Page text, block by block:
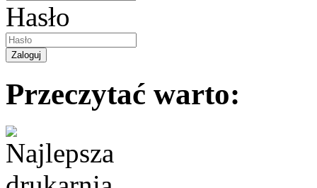
Hasło
Przeczytać warto: